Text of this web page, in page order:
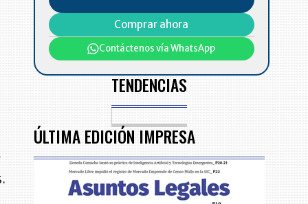
Comprar ahora
Contáctenos vía WhatsApp
TENDENCIAS
ÚLTIMA EDICIÓN IMPRESA